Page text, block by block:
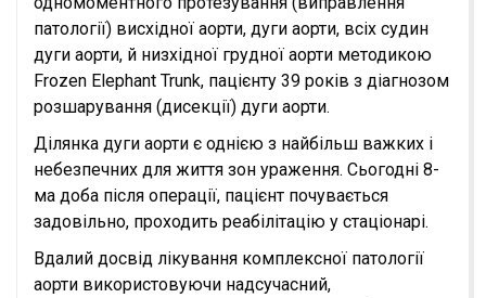
патології) висхідної аорти, дуги аорти, всіх судин
дуги аорти, й низхідної грудної аорти методикою
Frozen Elephant Trunk, пацієнту 39 років з діагнозом
розшарування (дисекції) дуги аорти.
Ділянка дуги аорти є однією з найбільш важких і
небезпечних для життя зон ураження. Сьогодні 8-
ма доба після операції, пацієнт почувається
задовільно, проходить реабілітацію у стаціонарі.
Вдалий досвід лікування комплексної патології
аорти використовуючи надсучасний,